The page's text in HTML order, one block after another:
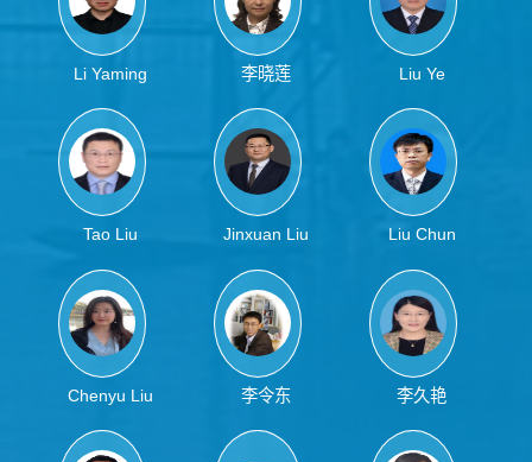
Li Yaming 李晓莲 Liu Ye
Tao Liu Jinxuan Liu Liu Chun
Chenyu Liu 李令东 李久艳